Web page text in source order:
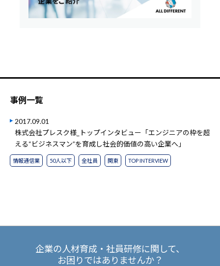
事例一覧
2017.09.01
株式会社プレスク様_トップインタビュー「エンジニアの枠を超
える“ビジネスマン”を育成し社会的価値の高い企業へ」
情報通信業 50人以下 全社員 関東 TOP INTERVIEW
企業の人材育成・社員研修に関して、
お困りではありませんか？